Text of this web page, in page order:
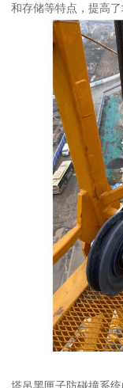
和存储等特点，提高